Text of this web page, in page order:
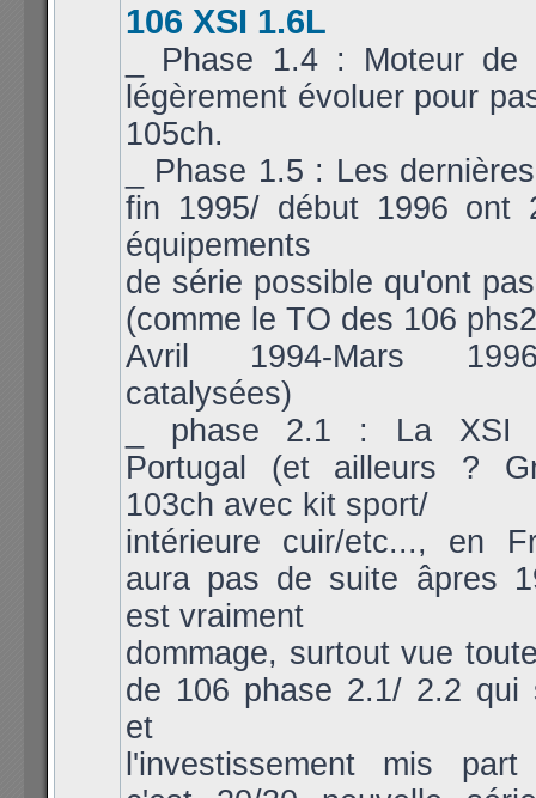
106 XSI 1.6L
_ Phase 1.4 : Moteur
légèrement évoluer pour
105ch.
_ Phase 1.5 : Les
fin 1995/ début 1996 ont
équipements
de série possible qu'ont
(comme le TO des 106
Avril 1994-Mars
catalysées)
_ phase 2.1 : La XSI
Portugal (et ailleurs ?
103ch avec kit sport/
intérieure cuir/etc..., en
aura pas de suite âpres
est vraiment
dommage, surtout vue
de 106 phase 2.1/ 2.2 qui
et
l'investissement mis